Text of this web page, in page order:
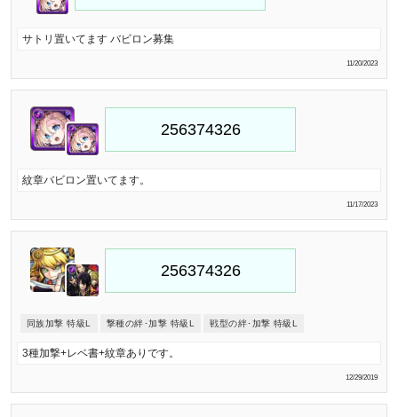
サトリ置いてます バビロン募集
11/20/2023
紋章バビロン置いてます。
11/17/2023
同族加撃 特級L 撃種の絆･加撃 特級L 戦型の絆･加撃 特級L
3種加撃+レベ書+紋章ありです。
12/29/2019